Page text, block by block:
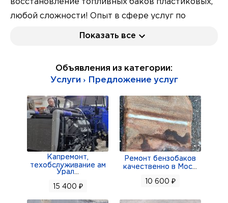
восстановление топливных баков пластиковых,
любой сложности! Опыт в сфере услуг по
ремонту различных пластиковых изделий, в
ремонтирую! Качественно ремонтирую!
самый первый в Санкт-Петербурге начал
ремонтировать пластиковые бензобаки! Руки
набиты, опыт! Ремонтирую бензобаки
практически всему Питеру и Области! По мимо
пластиковых бензобаков ремонтирую
профессионально и железные бензобаки! Ssang
Yong Rexton. Ремонт масляных поддонов для
Volvo, и других марок. Профессиональный
Показать все
Объявления из категории:
Услуги › Предложение услуг
Капремонт,
техобслуживание ам
Урал
15 400 ₽
Ремонт бензобаков
качественно в Мос
10 600 ₽